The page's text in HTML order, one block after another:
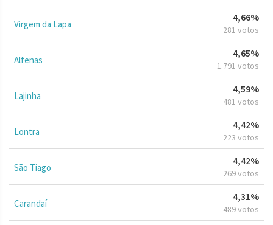
Virgem da Lapa
4,66%
281 votos
Alfenas
4,65%
1.791 votos
Lajinha
4,59%
481 votos
Lontra
4,42%
223 votos
São Tiago
4,42%
269 votos
Carandaí
4,31%
489 votos